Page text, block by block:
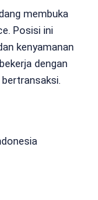
membuka
Posisi ini
kenyamanan
dengan